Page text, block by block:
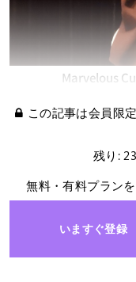
Marvelous
この記事は会員限
残り:
無料・有料プラン
いますぐ登録